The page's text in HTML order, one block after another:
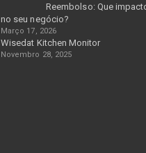
Reembolso: Que
no seu negócio?
Março 17, 2026
Wisedat Kitchen Monitor
Novembro 28, 2025